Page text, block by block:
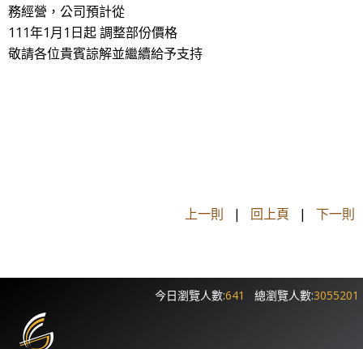
務經營，公司預計從
111年1月1日起 調整部份價格
敬請各位貴賓諒解並繼續給予支持
上一則 | 回上頁 | 下一則
今日瀏覽人數:641 總瀏覽人數:3055201